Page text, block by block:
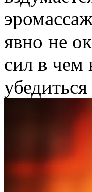
явно не
сил в чем